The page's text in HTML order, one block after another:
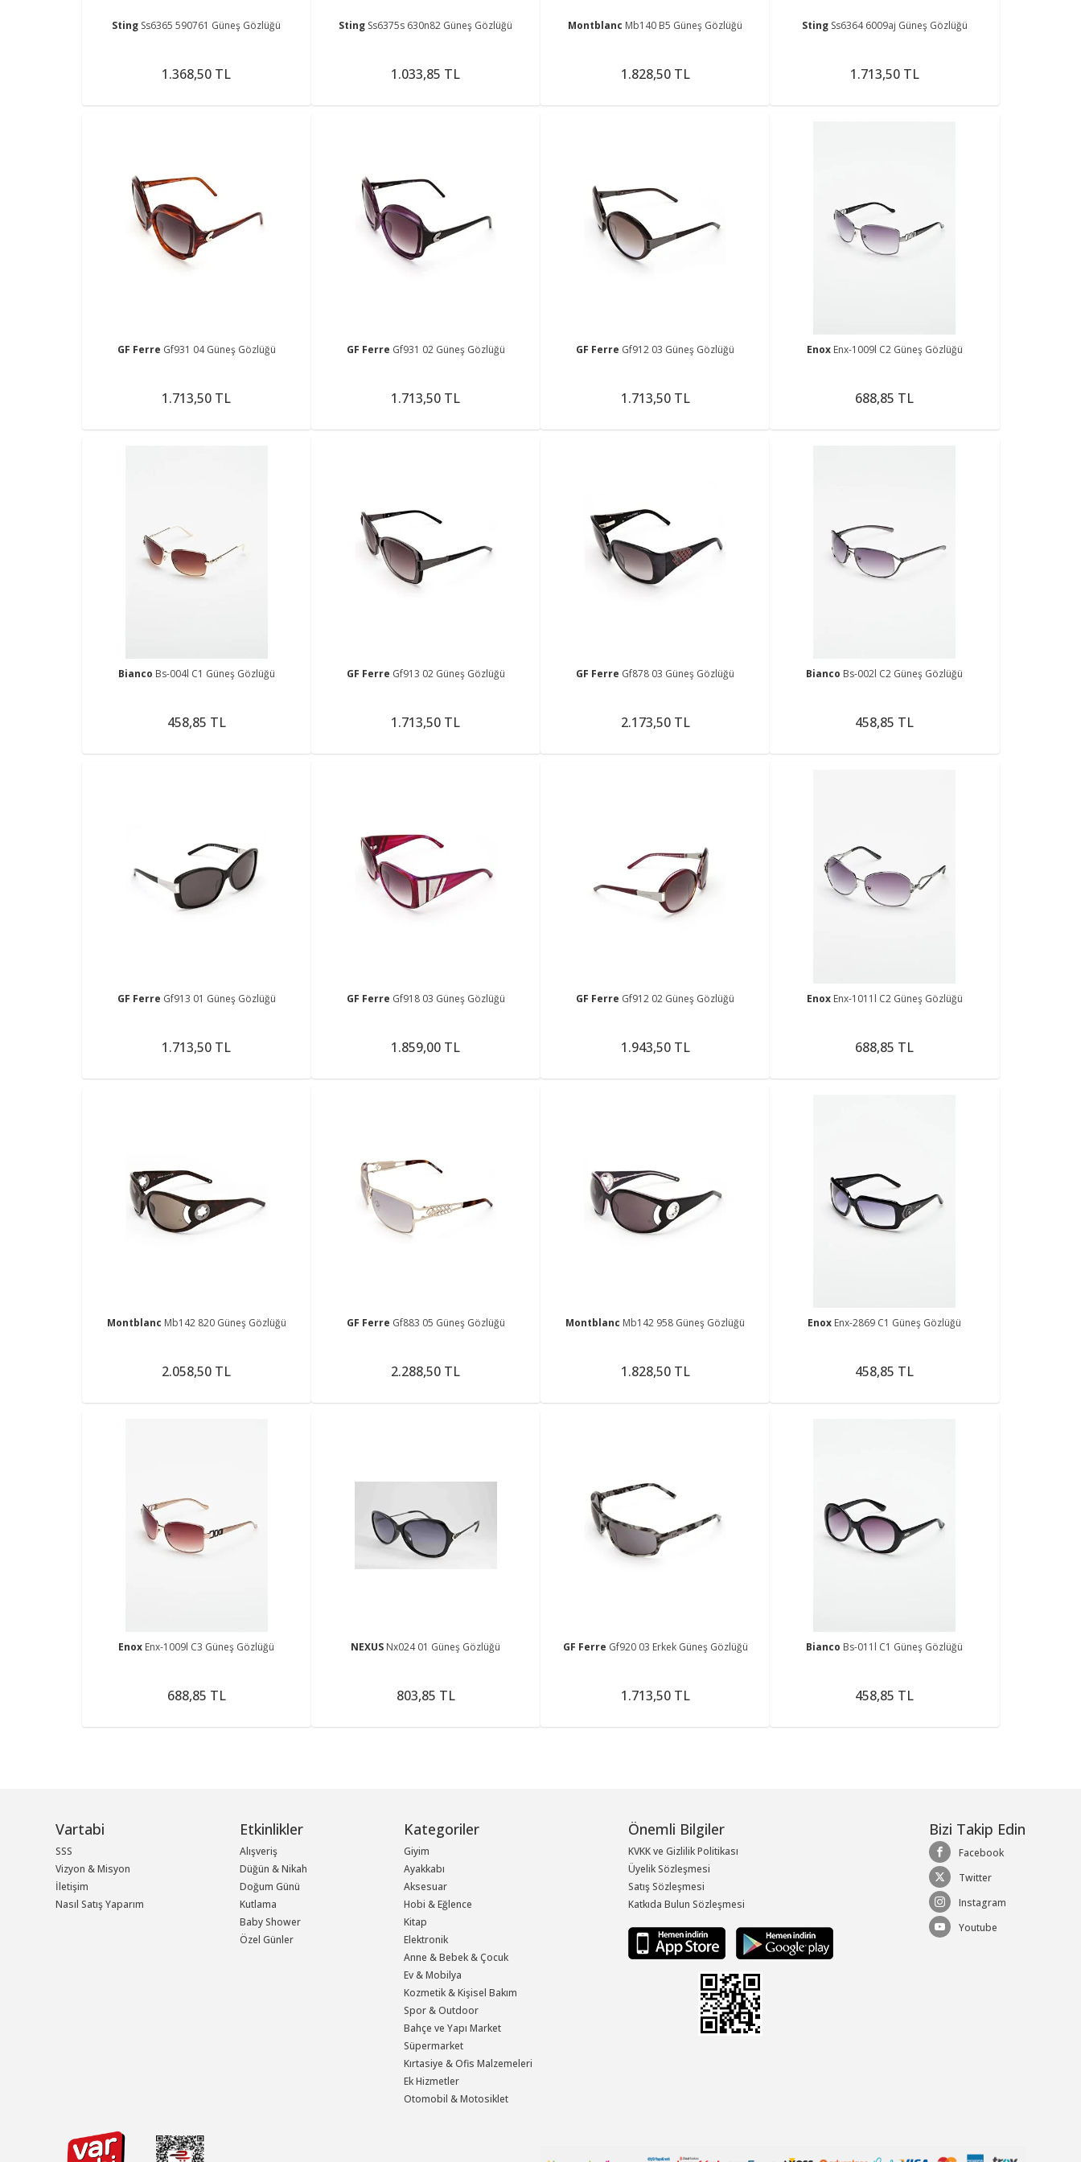
Sting Ss6365 590761 Güneş Gözlüğü
1.368,50 TL
Sting Ss6375s 630n82 Güneş Gözlüğü
1.033,85 TL
Montblanc Mb140 B5 Güneş Gözlüğü
1.828,50 TL
Sting Ss6364 6009aj Güneş Gözlüğü
1.713,50 TL
GF Ferre Gf931 04 Güneş Gözlüğü
1.713,50 TL
GF Ferre Gf931 02 Güneş Gözlüğü
1.713,50 TL
GF Ferre Gf912 03 Güneş Gözlüğü
1.713,50 TL
Enox Enx-1009l C2 Güneş Gözlüğü
688,85 TL
Bianco Bs-004l C1 Güneş Gözlüğü
458,85 TL
GF Ferre Gf913 02 Güneş Gözlüğü
1.713,50 TL
GF Ferre Gf878 03 Güneş Gözlüğü
2.173,50 TL
Bianco Bs-002l C2 Güneş Gözlüğü
458,85 TL
GF Ferre Gf913 01 Güneş Gözlüğü
1.713,50 TL
GF Ferre Gf918 03 Güneş Gözlüğü
1.859,00 TL
GF Ferre Gf912 02 Güneş Gözlüğü
1.943,50 TL
Enox Enx-1011l C2 Güneş Gözlüğü
688,85 TL
Montblanc Mb142 820 Güneş Gözlüğü
2.058,50 TL
GF Ferre Gf883 05 Güneş Gözlüğü
2.288,50 TL
Montblanc Mb142 958 Güneş Gözlüğü
1.828,50 TL
Enox Enx-2869 C1 Güneş Gözlüğü
458,85 TL
Enox Enx-1009l C3 Güneş Gözlüğü
688,85 TL
NEXUS Nx024 01 Güneş Gözlüğü
803,85 TL
GF Ferre Gf920 03 Erkek Güneş Gözlüğü
1.713,50 TL
Bianco Bs-011l C1 Güneş Gözlüğü
458,85 TL
Vartabi
SSS
Vizyon & Misyon
İletişim
Nasıl Satış Yaparım
Etkinlikler
Alışveriş
Düğün & Nikah
Doğum Günü
Kutlama
Baby Shower
Özel Günler
Kategoriler
Giyim
Ayakkabı
Aksesuar
Hobi & Eğlence
Kitap
Elektronik
Anne & Bebek & Çocuk
Ev & Mobilya
Kozmetik & Kişisel Bakım
Spor & Outdoor
Bahçe ve Yapı Market
Süpermarket
Kırtasiye & Ofis Malzemeleri
Ek Hizmetler
Otomobil & Motosiklet
Önemli Bilgiler
KVKK ve Gizlilik Politikası
Üyelik Sözleşmesi
Satış Sözleşmesi
Katkıda Bulun Sözleşmesi
Bizi Takip Edin
Facebook
Twitter
Instagram
Youtube